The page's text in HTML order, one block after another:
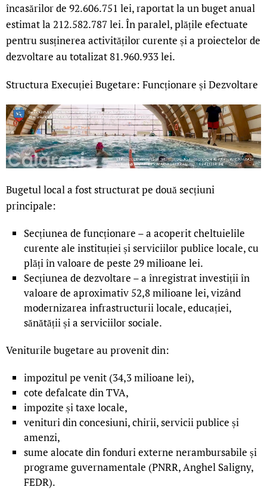
încasărilor de 92.606.751 lei, raportat la un buget anual
estimat la 212.582.787 lei. În paralel, plățile efectuate
pentru susținerea activităților curente și a proiectelor de
dezvoltare au totalizat 81.960.933 lei.
Structura Execuției Bugetare: Funcționare și Dezvoltare
Bugetul local a fost structurat pe două secțiuni
principale:
Secțiunea de funcționare – a acoperit cheltuielile
curente ale instituției și serviciilor publice locale, cu
plăți în valoare de peste 29 milioane lei.
Secțiunea de dezvoltare – a înregistrat investiții în
valoare de aproximativ 52,8 milioane lei, vizând
modernizarea infrastructurii locale, educației,
sănătății și a serviciilor sociale.
Veniturile bugetare au provenit din:
impozitul pe venit (34,3 milioane lei),
cote defalcate din TVA,
impozite și taxe locale,
venituri din concesiuni, chirii, servicii publice și
amenzi,
sume alocate din fonduri externe nerambursabile și
programe guvernamentale (PNRR, Anghel Saligny,
FEDR).